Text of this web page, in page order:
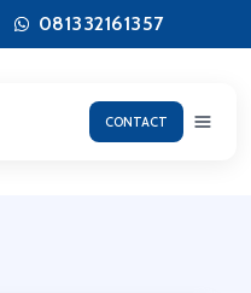
081332161357
CONTACT